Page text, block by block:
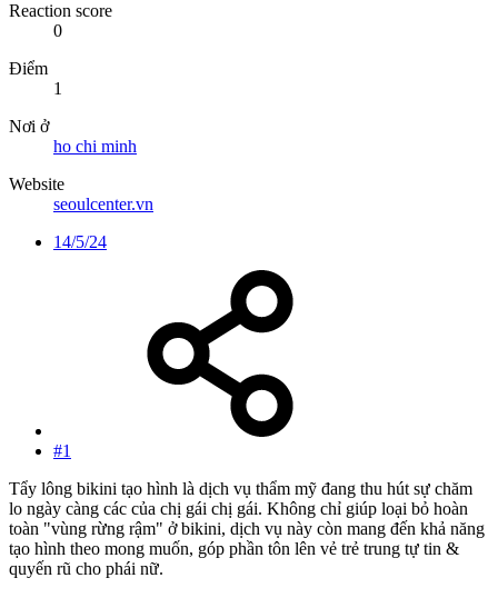
Reaction score
0
Điểm
1
Nơi ở
ho chi minh
Website
seoulcenter.vn
14/5/24
#1
Tẩy lông bikini tạo hình là dịch vụ thẩm mỹ đang thu hút sự chăm
lo ngày càng các của chị gái chị gái. Không chỉ giúp loại bỏ hoàn
toàn "vùng rừng rậm" ở bikini, dịch vụ này còn mang đến khả năng
tạo hình theo mong muốn, góp phần tôn lên vẻ trẻ trung tự tin &
quyến rũ cho phái nữ.